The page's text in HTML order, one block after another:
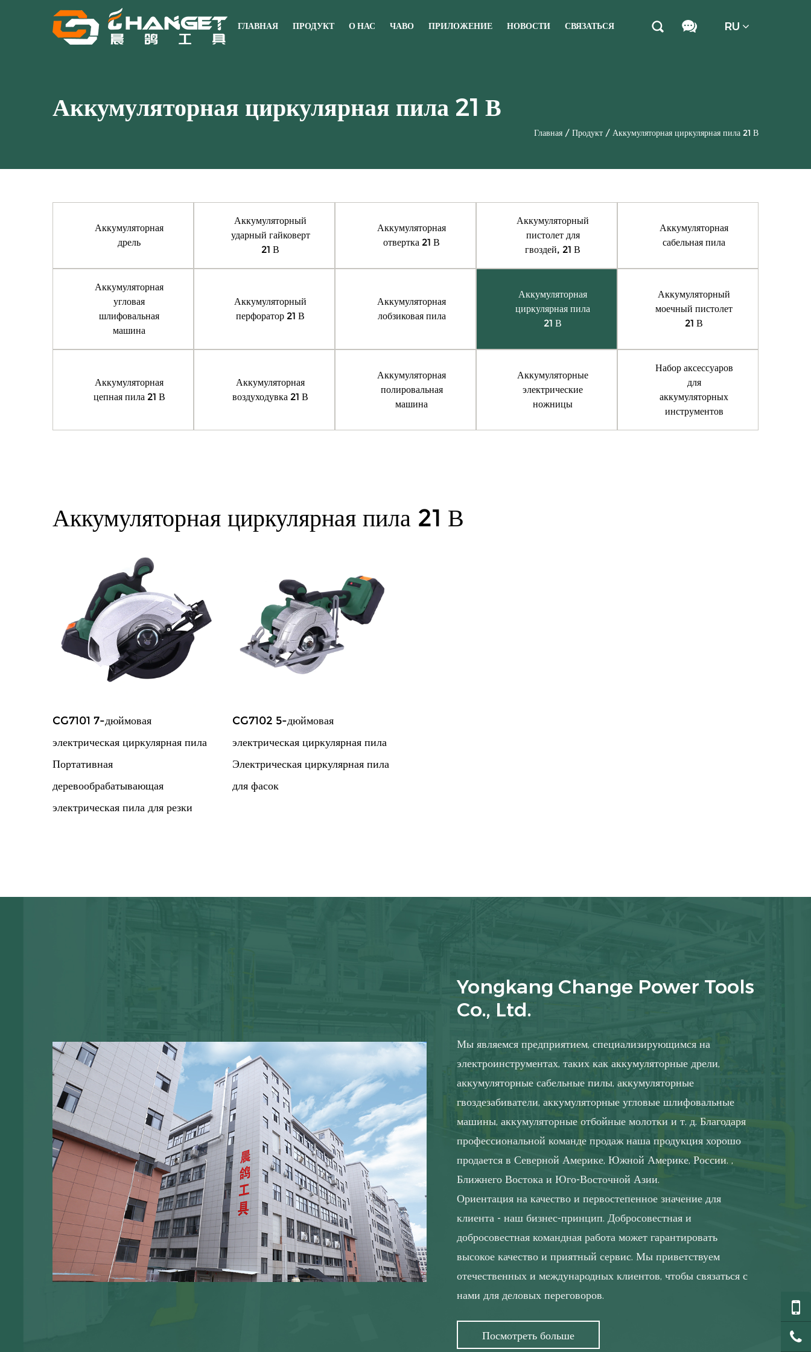
ГЛАВНАЯ ПРОДУКТ О НАС ЧАВО ПРИЛОЖЕНИЕ НОВОСТИ СВЯЗАТЬСЯ RU
Аккумуляторная циркулярная пила 21 В
Главная / Продукт / Аккумуляторная циркулярная пила 21 В
Аккумуляторная
дрель
Аккумуляторный
ударный гайковерт
21 В
Аккумуляторная
отвертка 21 В
Аккумуляторный
пистолет для
гвоздей, 21 В
Аккумуляторная
сабельная пила
Аккумуляторная
угловая
шлифовальная
машина
Аккумуляторный
перфоратор 21 В
Аккумуляторная
лобзиковая пила
Аккумуляторная
циркулярная пила
21 В
Аккумуляторный
моечный пистолет
21 В
Аккумуляторная
цепная пила 21 В
Аккумуляторная
воздуходувка 21 В
Аккумуляторная
полировальная
машина
Аккумуляторные
электрические
ножницы
Набор аксессуаров
для
аккумуляторных
инструментов
Аккумуляторная циркулярная пила 21 В
CG7101 7-дюймовая
электрическая циркулярная пила
Портативная
деревообрабатывающая
электрическая пила для резки
CG7102 5-дюймовая
электрическая циркулярная пила
Электрическая циркулярная пила
для фасок
Yongkang Change Power Tools
Co., Ltd.
Мы являемся предприятием, специализирующимся на
электроинструментах, таких как аккумуляторные дрели,
аккумуляторные сабельные пилы, аккумуляторные
гвоздезабиватели, аккумуляторные угловые шлифовальные
машины, аккумуляторные отбойные молотки и т. д. Благодаря
профессиональной команде продаж наша продукция хорошо
продается в Северной Америке, Южной Америке, России. ,
Ближнего Востока и Юго-Восточной Азии.
Ориентация на качество и первостепенное значение для
клиента - наш бизнес-принцип. Добросовестная и
добросовестная командная работа может гарантировать
высокое качество и приятный сервис. Мы приветствуем
отечественных и международных клиентов, чтобы связаться с
нами для деловых переговоров.
Посмотреть больше